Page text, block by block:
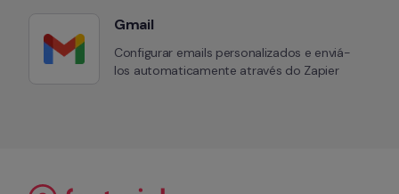
Gmail
Configurar emails personalizados e enviá-
los automaticamente através do Zapier